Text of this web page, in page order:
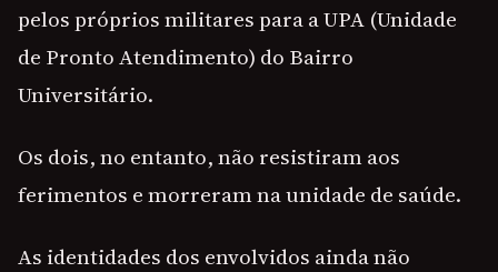
pelos próprios militares para a UPA (Unidade
de Pronto Atendimento) do Bairro
Universitário.
Os dois, no entanto, não resistiram aos
ferimentos e morreram na unidade de saúde.
As identidades dos envolvidos ainda não